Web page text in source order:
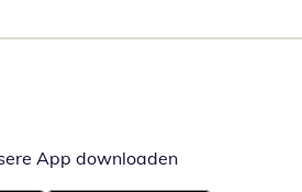
App downloadenÖffnet in